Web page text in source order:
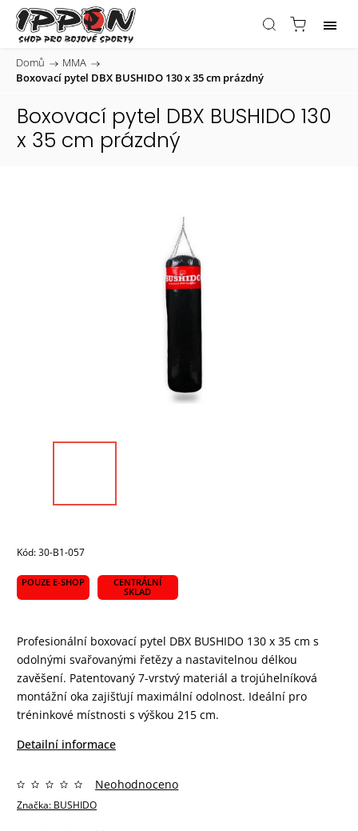
Domů / MMA /
Boxovací pytel DBX BUSHIDO 130 x 35 cm prázdný
Boxovací pytel DBX BUSHIDO 130
x 35 cm prázdný
Kód:30-B1-057
POUZE E-SHOP
CENTRÁLNÍ
SKLAD
Profesionální boxovací pytel DBX BUSHIDO 130 x 35 cm s
odolnými svařovanými řetězy a nastavitelnou délkou
zavěšení. Patentovaný 7-vrstvý materiál a trojúhelníková
montážní oka zajišťují maximální odolnost. Ideální pro
tréninkové místnosti s výškou 215 cm.
Detailní informace
Značka: BUSHIDO
Neohodnoceno